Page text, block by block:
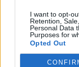
I want to opt-
Retention,
Personal Data
Purposes for
Opted Out